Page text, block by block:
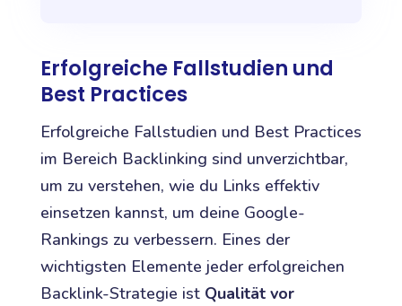
Erfolgreiche Fallstudien und
Best Practices
Erfolgreiche Fallstudien und Best Practices
im Bereich Backlinking sind unverzichtbar,
um zu verstehen, wie du Links effektiv
einsetzen kannst, um deine Google-
Rankings zu verbessern. Eines der
wichtigsten Elemente jeder erfolgreichen
Backlink-Strategie ist Qualität vor